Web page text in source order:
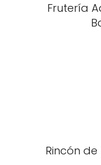
Frutería
Rincón